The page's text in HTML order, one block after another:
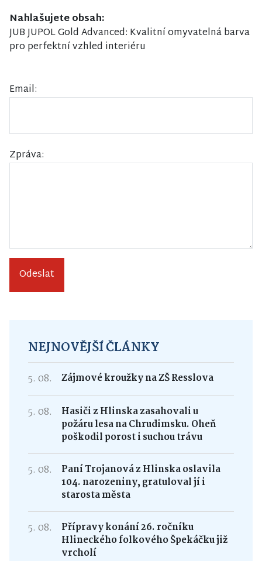
Nahlašujete obsah:
JUB JUPOL Gold Advanced: Kvalitní omyvatelná barva
pro perfektní vzhled interiéru
Email:
Zpráva:
Odeslat
NEJNOVĚJŠÍ ČLÁNKY
5. 08. Zájmové kroužky na ZŠ Resslova
5. 08.
Hasiči z Hlinska zasahovali u
požáru lesa na Chrudimsku. Oheň
poškodil porost i suchou trávu
5. 08.
Paní Trojanová z Hlinska oslavila
104. narozeniny, gratuloval jí i
starosta města
5. 08.
Přípravy konání 26. ročníku
Hlineckého folkového Špekáčku již
vrcholí